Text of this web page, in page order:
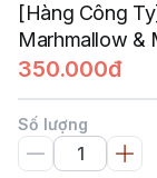
[Hàng Công
Marhmallow &
350.000đ
Số lượng